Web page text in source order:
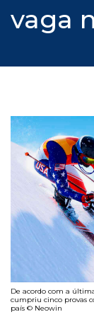
vaga
De acordo com a
cumpriu cinco provas
país © Neowin